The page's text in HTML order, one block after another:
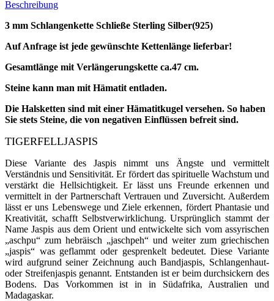
Beschreibung
3 mm Schlangenkette Schließe Sterling Silber(925)
Auf Anfrage ist jede gewünschte Kettenlänge lieferbar!
Gesamtlänge mit Verlängerungskette ca.47 cm.
Steine kann man mit Hämatit entladen.
Die Halsketten sind mit einer Hämatitkugel versehen. So haben
Sie stets Steine, die von negativen Einflüssen befreit sind.
TIGERFELLJASPIS
Diese Variante des Jaspis nimmt uns Ängste und vermittelt
Verständnis und Sensitivität. Er fördert das spirituelle Wachstum und
verstärkt die Hellsichtigkeit. Er lässt uns Freunde erkennen und
vermittelt in der Partnerschaft Vertrauen und Zuversicht. Außerdem
lässt er uns Lebenswege und Ziele erkennen, fördert Phantasie und
Kreativität, schafft Selbstverwirklichung. Ursprünglich stammt der
Name Jaspis aus dem Orient und entwickelte sich vom assyrischen
„aschpu“ zum hebräisch „jaschpeh“ und weiter zum griechischen
„jaspis“ was geflammt oder gesprenkelt be­deutet. Diese Variante
wird auf­grund seiner Zeichnung auch Bandjaspis, Schlangenhaut-
oder Strei­fenjaspis ge­nannt. Entstanden ist er beim durchsi­ckern des
Bodens. Das Vorkommen ist in in Süd­afrika, Australien und
Madagaskar.